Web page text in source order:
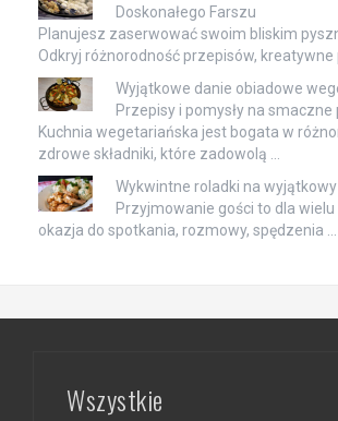
Doskonałego Farszu
Planujesz zaserwować swoim bliskim
Odkryj różnorodność przepisów, kreatywne
Wyjątkowe danie obiadowe
Przepisy i pomysły na smaczne
Kuchnia wegetariańska jest bogata w
zdrowe składniki, które zadowolą …
Wykwintne roladki na wyjątkowy
Przyjmowanie gości to dla wielu
okazja do spotkania, rozmowy, spędzenia …
Wszystkie